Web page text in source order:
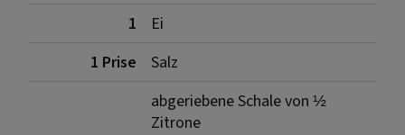
1
Ei
1 Prise
Salz
abgeriebene Schale von ½
Zitrone